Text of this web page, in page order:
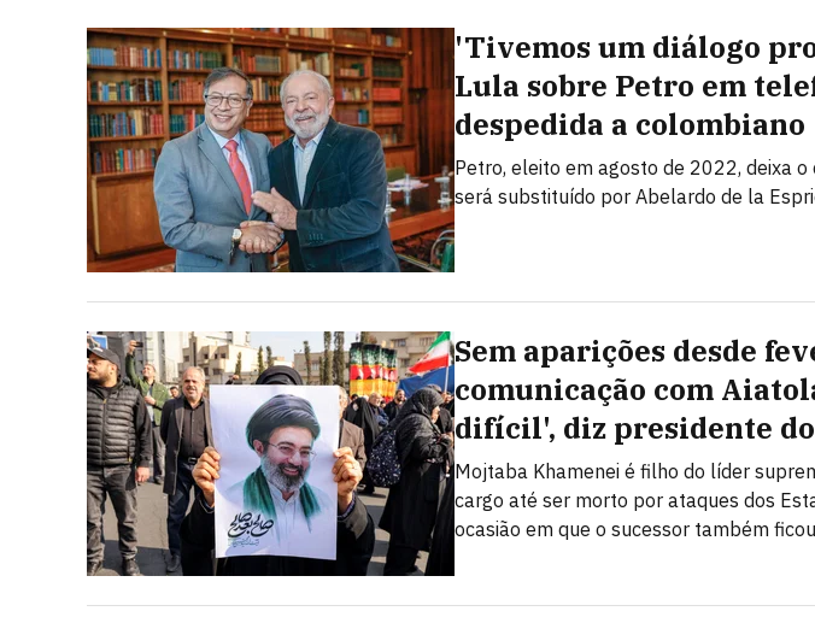
'Tivemos um diálogo
Lula sobre Petro em
despedida a colombiano
Petro, eleito em agosto de 2022, deixa
será substituído por Abelardo de la
Sem aparições desde
comunicação com
difícil', diz presidente
Mojtaba Khamenei é filho do líder
cargo até ser morto por ataques dos
ocasião em que o sucessor também